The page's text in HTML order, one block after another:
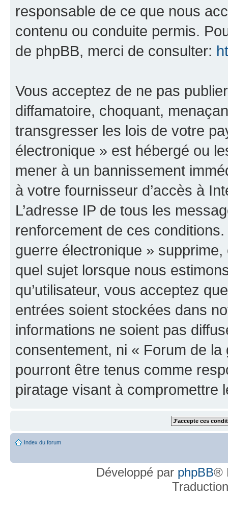
responsable de ce que nous
contenu ou conduite permis.
de phpBB, merci de consulter:
Vous acceptez de ne pas
diffamatoire, choquant,
transgresser les lois de votre
électronique » est hébergé ou
mener à un bannissement
à votre fournisseur d’accès à
L’adresse IP de tous les
renforcement de ces
guerre électronique »
quel sujet lorsque nous
qu’utilisateur, vous acceptez
entrées soient stockées dans
informations ne soient pas
consentement, ni « Forum de
pourront être tenus comme
piratage visant à compromettre
Index du forum
Développé par phpBB®